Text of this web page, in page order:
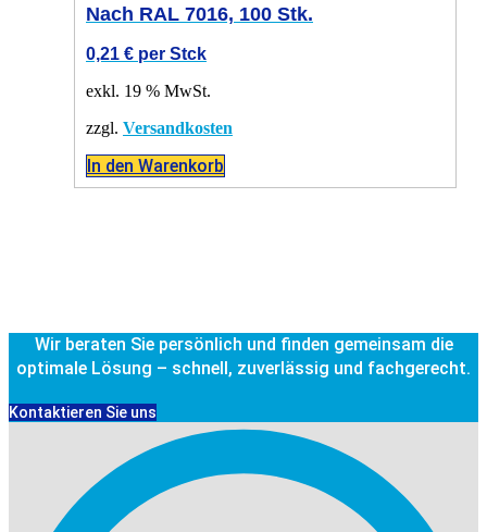
Nach RAL 7016, 100 Stk.
0,21 € per Stck
exkl. 19 % MwSt.
zzgl. Versandkosten
In den Warenkorb
Wir beraten Sie persönlich und finden gemeinsam die
optimale Lösung – schnell, zuverlässig und fachgerecht.
Kontaktieren Sie uns